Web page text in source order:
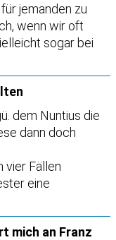
jemanden zu
wenn wir oft
sogar bei
dem Nuntius die
dann doch
vier Fällen
eine
mich an Franz